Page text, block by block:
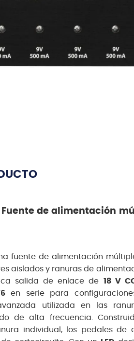
Fuente de alimentación
fuente de alimentación
aislados y ranuras de
salida de enlace de 18 V
en serie para
utilizada en las
de alta frecuencia.
individual, los pedales de